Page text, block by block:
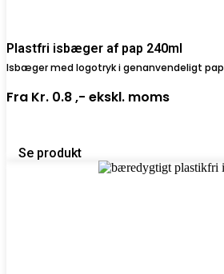
Plastfri isbæger af pap 240ml
Isbæger med logotryk i genanvendeligt pap
Fra Kr. 0.8 ,- ekskl. moms
Se produkt